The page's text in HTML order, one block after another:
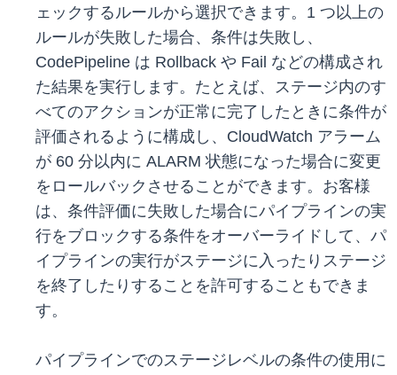
ェックするルールから選択できます。1 つ以上の
ルールが失敗した場合、条件は失敗し、
CodePipeline は Rollback や Fail などの構成され
た結果を実行します。たとえば、ステージ内のす
べてのアクションが正常に完了したときに条件が
評価されるように構成し、CloudWatch アラーム
が 60 分以内に ALARM 状態になった場合に変更
をロールバックさせることができます。お客様
は、条件評価に失敗した場合にパイプラインの実
行をブロックする条件をオーバーライドして、パ
イプラインの実行がステージに入ったりステージ
を終了したりすることを許可することもできま
す。
パイプラインでのステージレベルの条件の使用に